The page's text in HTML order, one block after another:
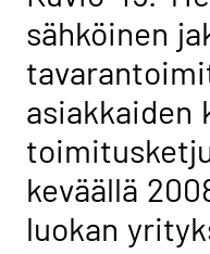
sähköinen
asiakkaiden
keväällä
luokan